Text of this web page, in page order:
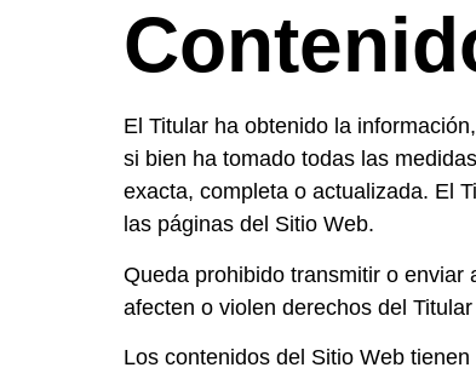
El Titular ha obtenido la
si bien ha tomado todas las
exacta, completa o actualizada. El
las páginas del Sitio Web.
Queda prohibido transmitir o
afecten o violen derechos del
Los contenidos del Sitio Web